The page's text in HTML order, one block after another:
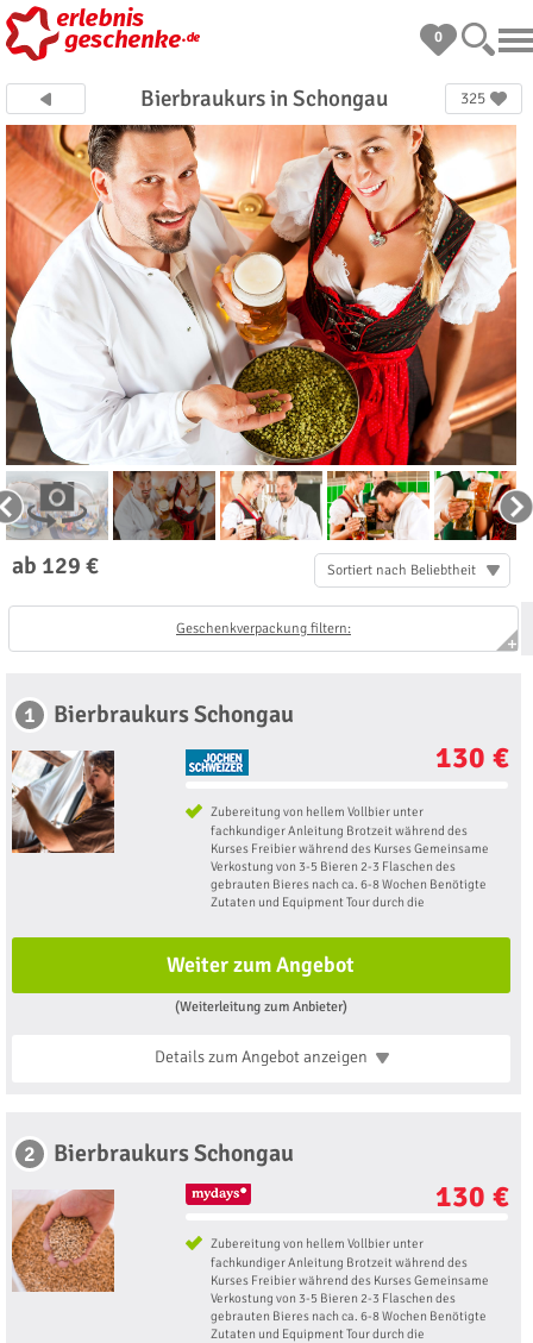
0
Bierbraukurs in Schongau 325
ab 129 € Sortiert nach Beliebtheit
Geschenkverpackung filtern:
1 Bierbraukurs Schongau
130 €
Zubereitung von hellem Vollbier unter
fachkundiger Anleitung Brotzeit während des
Kurses Freibier während des Kurses Gemeinsame
Verkostung von 3-5 Bieren 2-3 Flaschen des
gebrauten Bieres nach ca. 6-8 Wochen Benötigte
Zutaten und Equipment Tour durch die
Weiter zum Angebot
(Weiterleitung zum Anbieter)
Details zum Angebotanzeigen
2 Bierbraukurs Schongau
130 €
Zubereitung von hellem Vollbier unter
fachkundiger Anleitung Brotzeit während des
Kurses Freibier während des Kurses Gemeinsame
Verkostung von 3-5 Bieren 2-3 Flaschen des
gebrauten Bieres nach ca. 6-8 Wochen Benötigte
Zutaten und Equipment Tour durch die